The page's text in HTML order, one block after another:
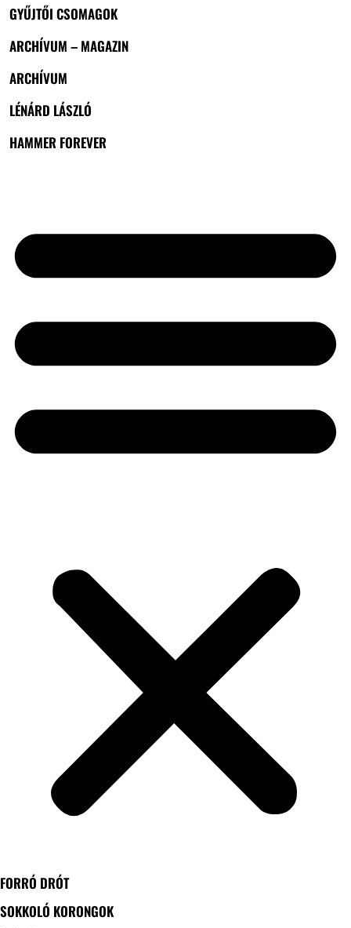
GYŰJTŐI CSOMAGOK
ARCHÍVUM – MAGAZIN
ARCHÍVUM
LÉNÁRD LÁSZLÓ
HAMMER FOREVER
FORRÓ DRÓT
SOKKOLÓ KORONGOK